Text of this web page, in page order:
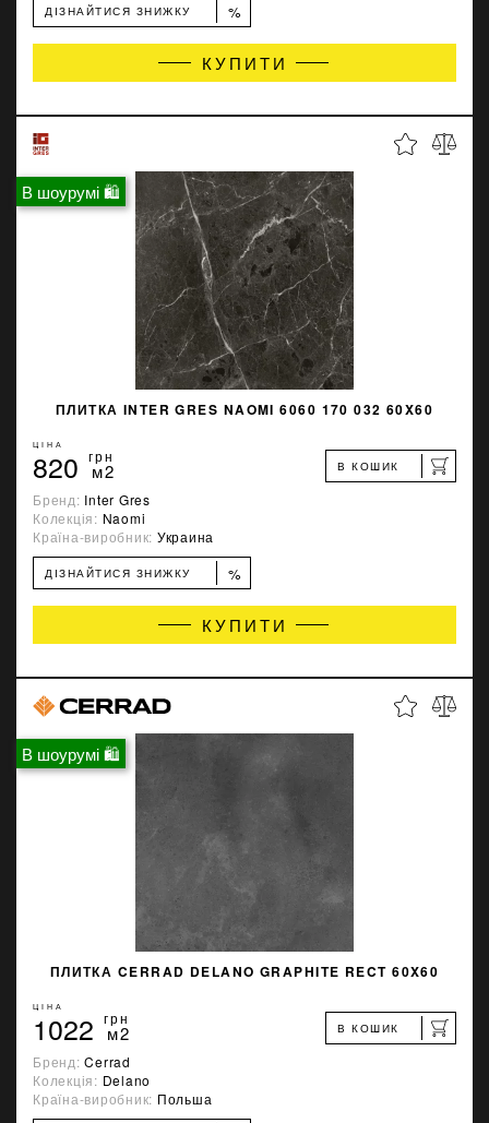
ДІЗНАЙТИСЯ ЗНИЖКУ %
КУПИТИ
В шоурумі 🛍
ПЛИТКА INTER GRES NAOMI 6060 170 032 60X60
ЦІНА
820 грн
м2 В КОШИК
Бренд: Inter Gres
Колекція: Naomi
Країна-виробник: Украина
ДІЗНАЙТИСЯ ЗНИЖКУ %
КУПИТИ
В шоурумі 🛍
ПЛИТКА CERRAD DELANO GRAPHITE RECT 60X60
ЦІНА
1022 грн
м2 В КОШИК
Бренд:Cerrad
Колекція: Delano
Країна-виробник: Польша